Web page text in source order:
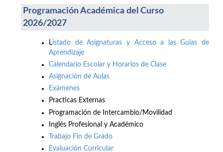
Programación Académica del Curso
2026/2027
Listado de Asignaturas y Acceso a las Guías de
Aprendizaje
Calendario Escolar y Horarios de Clase
Asignación de Aulas
Exámenes
Practicas Externas
Programación de Intercambio/Movilidad
Inglés Profesional y Académico
Trabajo Fin de Grado
Evaluación Curricular